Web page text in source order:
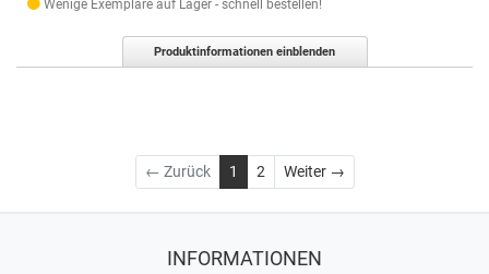
Wenige Exemplare auf Lager - schnell bestellen!
Produktinformationen einblenden
← Zurück 1 2 Weiter →Weiter
INFORMATIONEN